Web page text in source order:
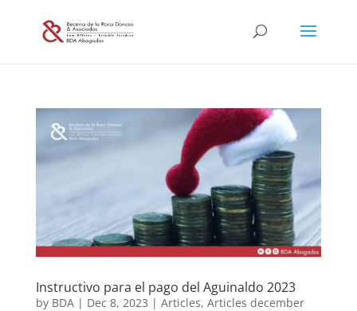
Instructivo para el pago del Aguinaldo 2023
by BDA| Dec 8, 2023 | Articles, Articles december